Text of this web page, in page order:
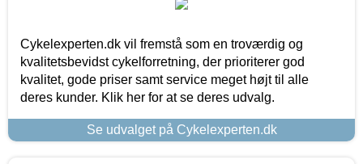
Cykelexperten.dk vil fremstå som en troværdig og
kvalitetsbevidst cykelforretning, der prioriterer god
kvalitet, gode priser samt service meget højt til alle
deres kunder. Klik her for at se deres udvalg.
Se udvalget på Cykelexperten.dk